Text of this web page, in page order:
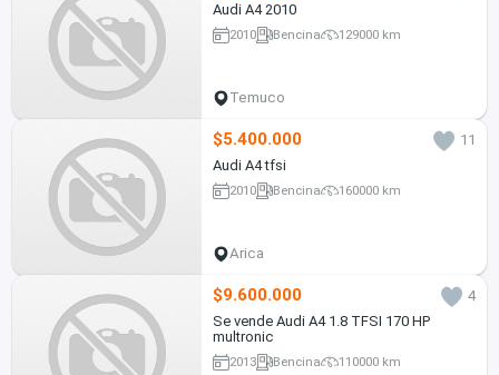
Audi A4 2010
2010 Bencina 129000 km
Temuco
$5.400.000
11
Audi A4 tfsi
2010 Bencina 160000 km
Arica
$9.600.000
4
Se vende Audi A4 1.8 TFSI 170 HP
multronic
2013 Bencina 110000 km